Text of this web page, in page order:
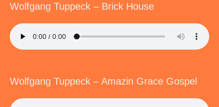
Wolfgang Tuppeck – Brick House
Wolfgang Tuppeck – Amazin Grace Gospel